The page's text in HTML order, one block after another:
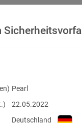
) Pearl
22.05.2022
Deutschland